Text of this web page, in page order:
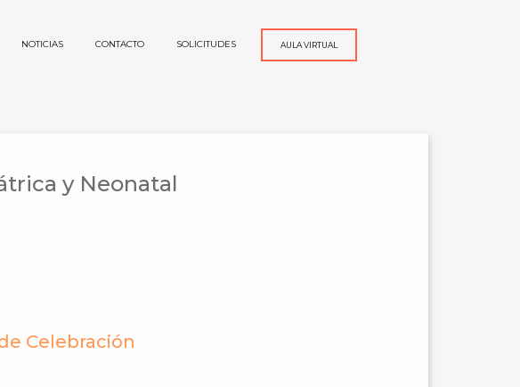
NOTICIAS CONTACTO SOLICITUDES AULA VIRTUAL
y Neonatal
Celebración